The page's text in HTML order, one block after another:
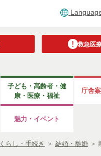
救急医
子ども・高齢者・健
康・医療・福祉
庁舎
魅力・イベント
くらし・手続き ＞ 結婚・離婚 ＞